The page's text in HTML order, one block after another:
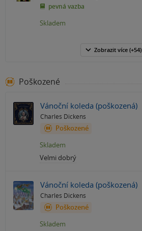
pevná vazba
Skladem
Zobrazit více(+54)
Poškozené
Vánoční koleda (poškozená)
Charles Dickens
Poškozené
Velmi dobrý
Skladem
Vánoční koleda (poškozená)
Charles Dickens
Poškozené
Skladem